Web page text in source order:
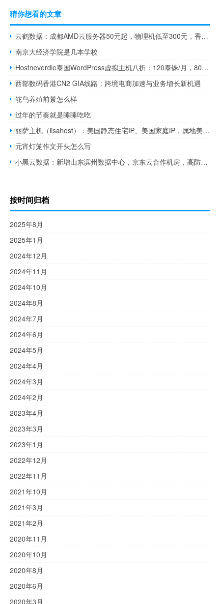
猜你想看的文章
云鹤数据：成都AMD云服务器50元起，物理机低至300元，香港CN2云服务器、美国500M大带宽低至18元
南京大经济学院是几本学校
Hostneverdie泰国WordPress虚拟主机八折：120泰铢/月，800泰铢/年
西部数码香港CN2 GIA线路：跨境电商加速与业务增长新机遇
鸵鸟养殖前景怎么样
过年的节奏就是睡睡吃吃
丽萨主机（lisahost）：美国静态住宅IP、美国家庭IP，属地美国纽约，1Gbps带宽不限流量，解锁所有美区锁区业务（原生IP、解锁tiktok、Netflix等）
元宵灯笼作文开头怎么写
小黑云数据：新增山东滨州数据中心，京东云合作机房，高防40G物理服务器299元起/托管350元/月起，全国平均延迟低至31ms
按时间归档
2025年8月
2025年1月
2024年12月
2024年11月
2024年10月
2024年8月
2024年7月
2024年6月
2024年5月
2024年4月
2024年3月
2024年2月
2023年4月
2023年3月
2023年1月
2022年12月
2022年11月
2021年10月
2021年3月
2021年2月
2020年11月
2020年10月
2020年8月
2020年6月
2020年3月